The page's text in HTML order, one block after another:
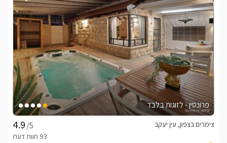
פרונסין - לזוגות בלבד
/5
צימרים בצפון, עין יעקב